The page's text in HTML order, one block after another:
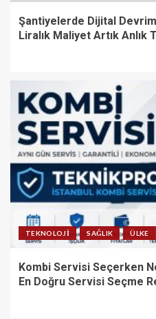
Şantiyelerde Dijital
Liralık Maliyet Artık Anlık
TEKNOLOJI SAĞLIK ÜLKE
Kombi Servisi Seçerken
En Doğru Servisi Seçme